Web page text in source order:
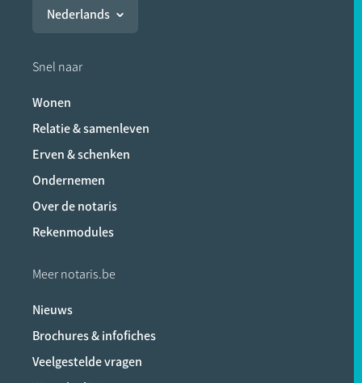
Nederlands
Snel naar
Wonen
Relatie & samenleven
Erven & schenken
Ondernemen
Over de notaris
Rekenmodules
Meer notaris.be
Nieuws
Brochures & infofiches
Veelgestelde vragen